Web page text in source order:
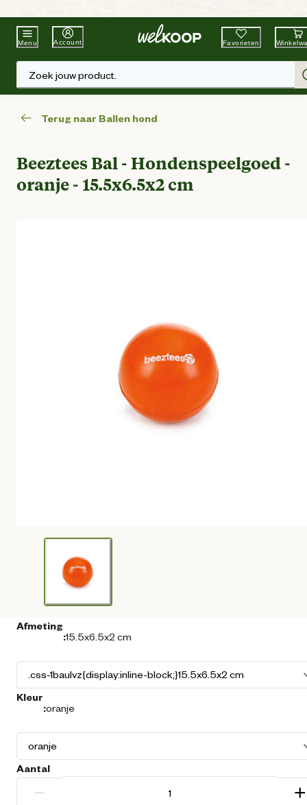
Beste WinkelketenTuin & Dier
Menu Account Favorieten
Zoek jouw product.
Terug naar Ballen hond
Beeztees Bal - Hondenspeelgoed -
oranje - 15.5x6.5x2 cm
Afmeting
:15.5x6.5x2 cm
Kleur
:oranje
Aantal
− +